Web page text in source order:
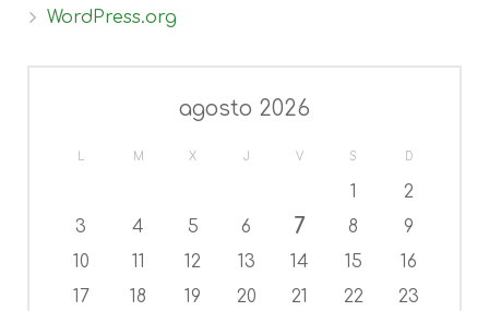
WordPress.org
agosto 2026
M X J V S D
1
2
3
4 5 6 7 8
9
10
11 12 13 14 15
16
17
18 19 20 21 22
23